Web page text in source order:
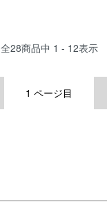
全28商品中 1 - 12表示
1 ページ目